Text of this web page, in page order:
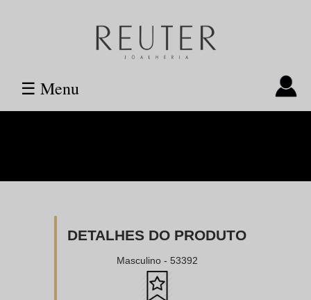
☰ Menu
DETALHES DO PRODUTO
Masculino - 53392